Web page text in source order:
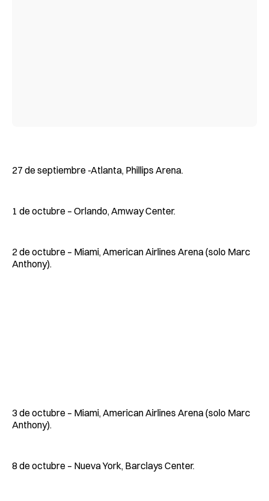
27 de septiembre -Atlanta, Phillips Arena.
1 de octubre – Orlando, Amway Center.
2 de octubre – Miami, American Airlines Arena (solo Marc
Anthony).
3 de octubre – Miami, American Airlines Arena (solo Marc
Anthony).
8 de octubre – Nueva York, Barclays Center.